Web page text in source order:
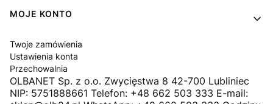
MOJE KONTO
Twoje zamówienia
Ustawienia konta
Przechowalnia
OLBANET Sp. z o.o. Zwycięstwa 8 42-700 Lubliniec
NIP: 5751888661 Telefon: +48 662 503 333 E-mail: